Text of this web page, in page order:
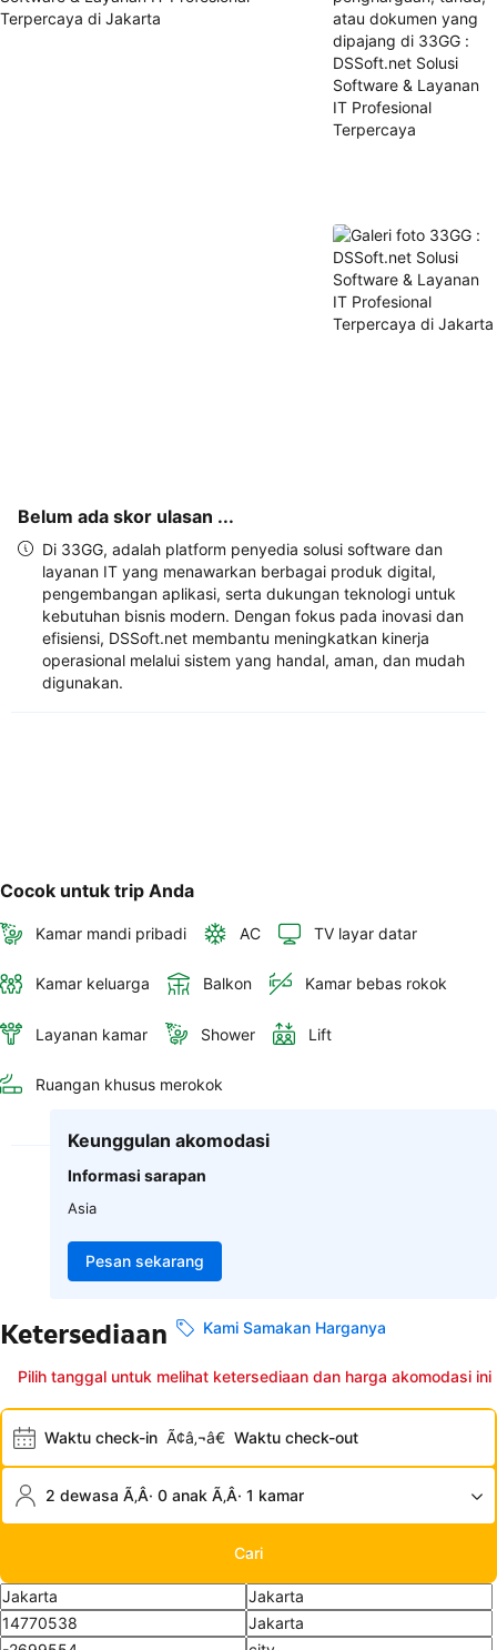
rincian
akomodasi
Belum ada skor ulasan ...
Di 33GG, adalah platform penyedia solusi software dan
layanan IT yang menawarkan berbagai produk digital,
pengembangan aplikasi, serta dukungan teknologi untuk
kebutuhan bisnis modern. Dengan fokus pada inovasi dan
efisiensi, DSSoft.net membantu meningkatkan kinerja
operasional melalui sistem yang handal, aman, dan mudah
digunakan.
Cocok untuk trip Anda
Kamar mandi pribadi AC TV layar datar
Kamar keluarga Balkon Kamar bebas rokok
Layanan kamar Shower Lift
Ruangan khusus merokok
Keunggulan akomodasi
Informasi sarapan
Asia
Pesan sekarang
Ketersediaan Kami Samakan Harganya
Pilih tanggal untuk melihat ketersediaan dan harga akomodasi ini
Waktu check-in Ã¢â‚¬â€ Waktu check-out
2 dewasa Ã‚Â· 0 anak Ã‚Â· 1 kamar
Cari